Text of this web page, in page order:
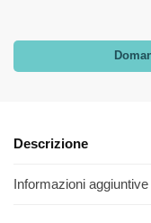
Descrizione
Informazioni aggiuntive